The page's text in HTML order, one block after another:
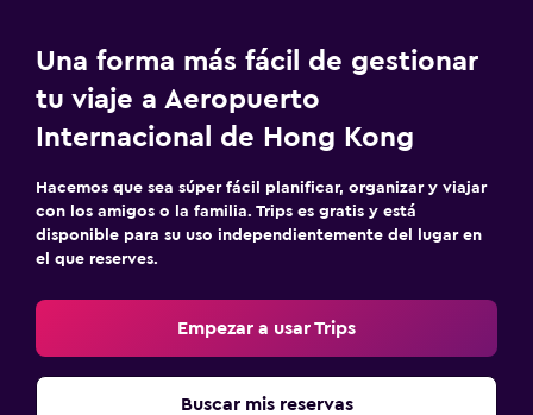
Una forma más fácil de gestionar
tu viaje a Aeropuerto
Internacional de Hong Kong
Hacemos que sea súper fácil planificar, organizar y viajar
con los amigos o la familia. Trips es gratis y está
disponible para su uso independientemente del lugar en
el que reserves.
Empezar a usar Trips
Buscar mis reservas